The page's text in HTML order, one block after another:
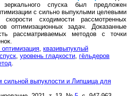
зеркального спуска был предложен
с сильно выпуклыми целевыми
сходимости рассмотренных
оптимизационных задач. Доказанные
рассматриваемых методов с точки
квазивыпуклый
уровень гладкости гёльдеров
сильной выпуклости и Липшица для